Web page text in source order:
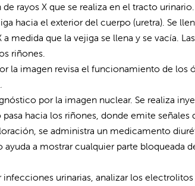
rayos X que se realiza en el tracto
hacia el exterior del cuerpo (uretra). Se
medida que la vejiga se llena y se vacía.
riñones.
la imagen revisa el funcionamiento de los
por la imagen nuclear. Se realiza
hacia los riñones, donde emite señales
se administra un medicamento
a mostrar cualquier parte bloqueada
infecciones urinarias, analizar los